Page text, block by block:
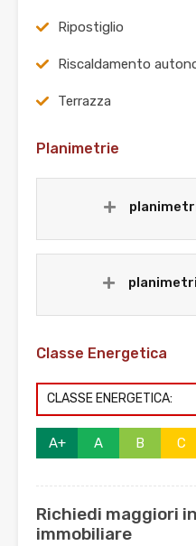
Ripostiglio
Riscaldamento
Terrazza
Planimetrie
Classe Energetica
CLASSE ENERGETICA:
A+ A B C
Richiedi maggiori
immobiliare